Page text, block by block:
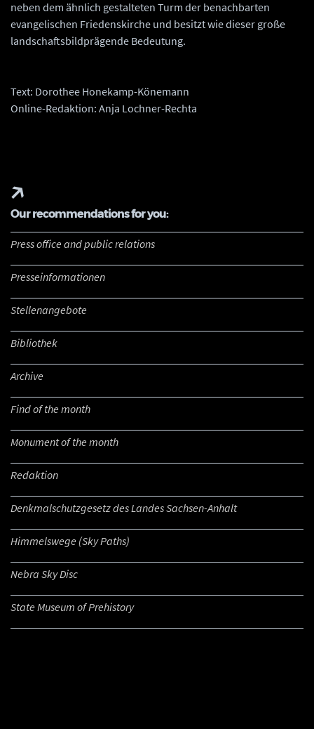
neben dem ähnlich gestalteten Turm der benachbarten
evangelischen Friedenskirche und besitzt wie dieser große
landschaftsbildprägende Bedeutung.
Text: Dorothee Honekamp-Könemann
Online-Redaktion: Anja Lochner-Rechta
Our recommendations for you:
Press office and public relations
Presseinformationen
Stellenangebote
Bibliothek
Archive
Find of the month
Monument of the month
Redaktion
Denkmalschutzgesetz des Landes Sachsen-Anhalt
Himmelswege (Sky Paths)
Nebra Sky Disc
State Museum of Prehistory